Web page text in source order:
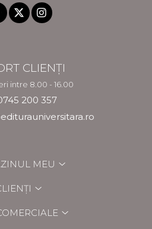
CLIENȚI
intre 8.00 - 16.00
200 357
MEU